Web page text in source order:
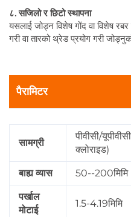
८. सजिलो र छिटो स्थापना
यसलाई जोड्न विशेष गोंद वा विशेष
गरी वा तारको थ्रेड प्रयोग गरी
पैरामिटर
सामग्री
पीवीसी/
क्लोराइड)
बाह्य व्यास 50--200मिमि
पर्खाल
मोटाई
1.5-4.19मिमि